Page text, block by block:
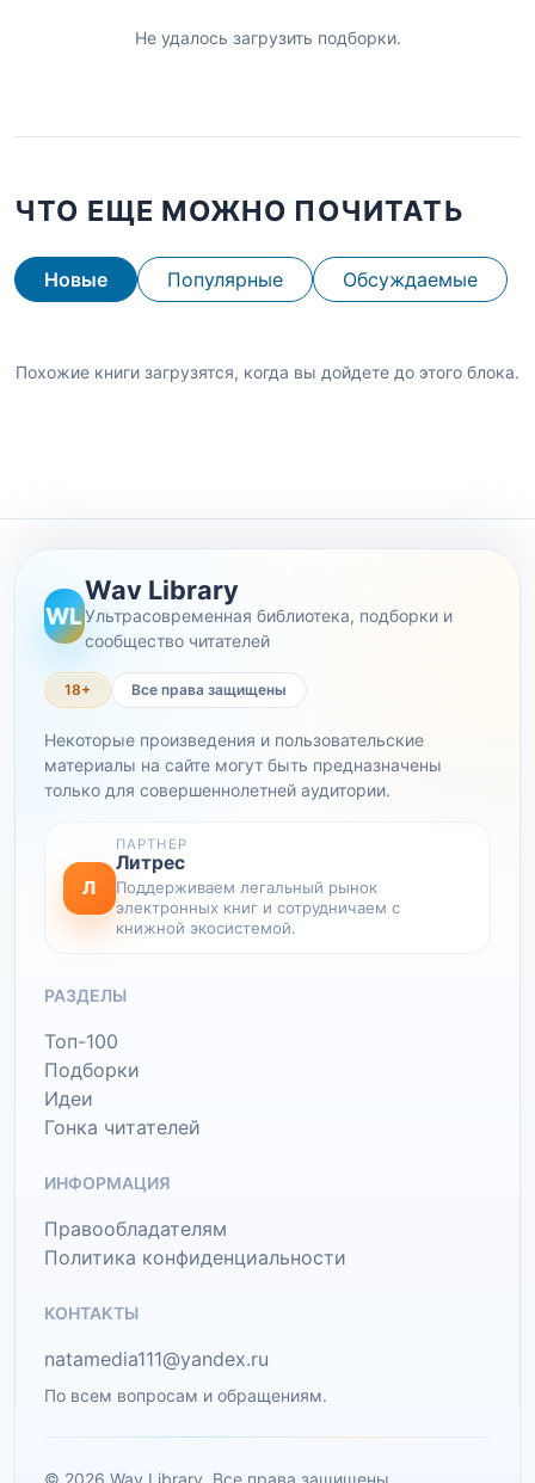
Не удалось загрузить подборки.
ЧТО ЕЩЕ МОЖНО ПОЧИТАТЬ
Новые Популярные Обсуждаемые
Похожие книги загрузятся, когда вы дойдете до этого блока.
WL
Wav Library
Ультрасовременная библиотека, подборки и
сообщество читателей
18+ Все права защищены
Некоторые произведения и пользовательские
материалы на сайте могут быть предназначены
только для совершеннолетней аудитории.
Л
ПАРТНЕР
Литрес
Поддерживаем легальный рынок
электронных книг и сотрудничаем с
книжной экосистемой.
РАЗДЕЛЫ
Топ-100
Подборки
Идеи
Гонка читателей
ИНФОРМАЦИЯ
Правообладателям
Политика конфиденциальности
КОНТАКТЫ
natamedia111@yandex.ru
По всем вопросам и обращениям.